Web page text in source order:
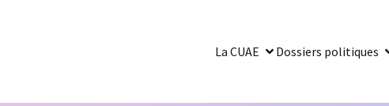
La CUAE Dossiers politiques